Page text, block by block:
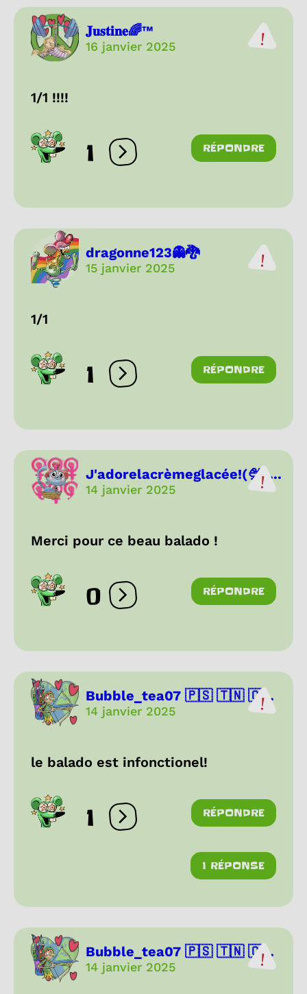
𝐉𝐮𝐬𝐭𝐢𝐧𝐞🌈™
16 janvier 2025
1/1 !!!!
1 Ouvrir les réactions
RÉPONDRE
dragonne123👻🐉
15 janvier 2025
1/1
1 Ouvrir les réactions
RÉPONDRE
J'adorelacrèmeglacée!(🍨+...
14 janvier 2025
Merci pour ce beau balado !
0 Ouvrir les réactions
RÉPONDRE
Bubble_tea07 🇵🇸 🇹🇳 🇨...
14 janvier 2025
le balado est infonctionel!
1 Ouvrir les réactions
RÉPONDRE
1 RÉPONSE
Bubble_tea07 🇵🇸 🇹🇳 🇨...
14 janvier 2025